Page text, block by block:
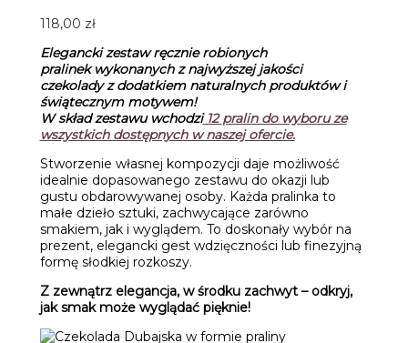
118,00 zł
Elegancki zestaw ręcznie robionych
pralinek wykonanych z najwyższej jakości
czekolady z dodatkiem naturalnych produktów i
świątecznym motywem!
W skład zestawu wchodzi12pralin do wyboru ze
wszystkich dostępnych w naszej ofercie.
Stworzenie własnej kompozycji daje możliwość
idealnie dopasowanego zestawu do okazji lub
gustu obdarowywanej osoby. Każda pralinka to
małe dzieło sztuki, zachwycające zarówno
smakiem, jak i wyglądem. To doskonały wybór na
prezent, elegancki gest wdzięczności lub finezyjną
formę słodkiej rozkoszy.
Z zewnątrz elegancja, w środku zachwyt – odkryj,
jak smak może wyglądać pięknie!